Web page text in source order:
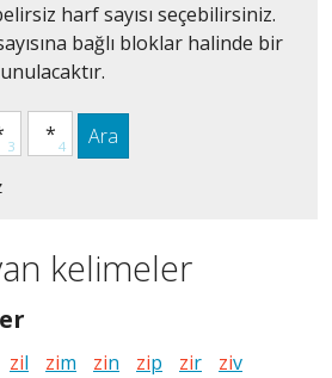
harf sayısı seçebilirsiniz.
bağlı bloklar halinde bir
Ara
kelimeler
zil zim zin zip zir ziv